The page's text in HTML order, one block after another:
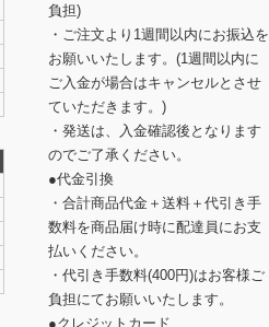
負担)
・ご注文より1週間以内にお振込を
お願いいたします。(1週間以内に
ご入金が場合はキャンセルとさせ
ていただきます。)
・発送は、入金確認後となります
のでご了承ください。
●代金引換
・合計商品代金＋送料＋代引き手
数料を商品届け時に配達員にお支
払いください。
・代引き手数料(400円)はお客様ご
負担にてお願いいたします。
●クレジットカード